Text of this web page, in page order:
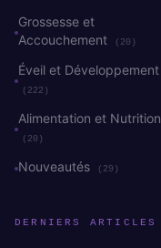
Grossesse et
Accouchement
(20)
Éveil et Développement
(222)
Alimentation et Nutrition
(20)
Nouveautés (29)
DERNIERS ARTICLES